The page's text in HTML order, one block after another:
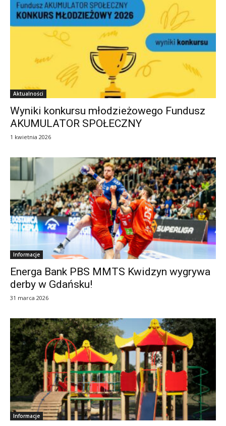
Aktualności
Wyniki konkursu młodzieżowego Fundusz
AKUMULATOR SPOŁECZNY
1 kwietnia 2026
Informacje
Energa Bank PBS MMTS Kwidzyn wygrywa
derby w Gdańsku!
31 marca 2026
Informacje